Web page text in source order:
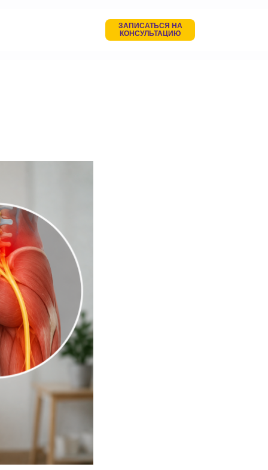
ЗАПИСАТЬСЯ НА
КОНСУЛЬТАЦИЮ